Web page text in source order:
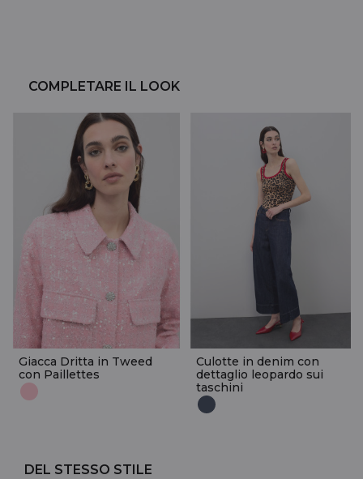
COMPLETARE IL LOOK
Giacca Dritta in Tweed
con Paillettes
Culotte in denim con
dettaglio leopardo sui
taschini
DEL STESSO STILE